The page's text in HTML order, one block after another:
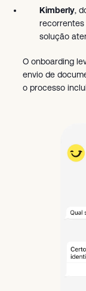
Kimberly,
recorrentes
solução
O onboarding
envio de
o processo